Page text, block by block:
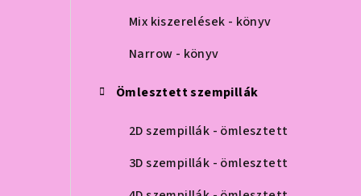
Mix kiszerelések - könyv
Narrow - könyv
Ömlesztett szempillák
2D szempillák - ömlesztett
3D szempillák - ömlesztett